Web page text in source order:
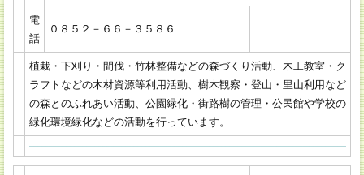
電
話
０８５２－６６－３５８６
植栽・下刈り・間伐・竹林整備などの森づくり活動、木工教室・ク
ラフトなどの木材資源等利用活動、樹木観察・登山・里山利用など
の森とのふれあい活動、公園緑化・街路樹の管理・公民館や学校の
緑化環境緑化などの活動を行っています。